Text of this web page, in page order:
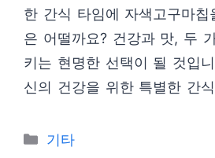
한 간식 타임에 자색고구마칩
은 어떨까요? 건강과 맛, 두
키는 현명한 선택이 될 것입
신의 건강을 위한 특별한 간
Categories
기타